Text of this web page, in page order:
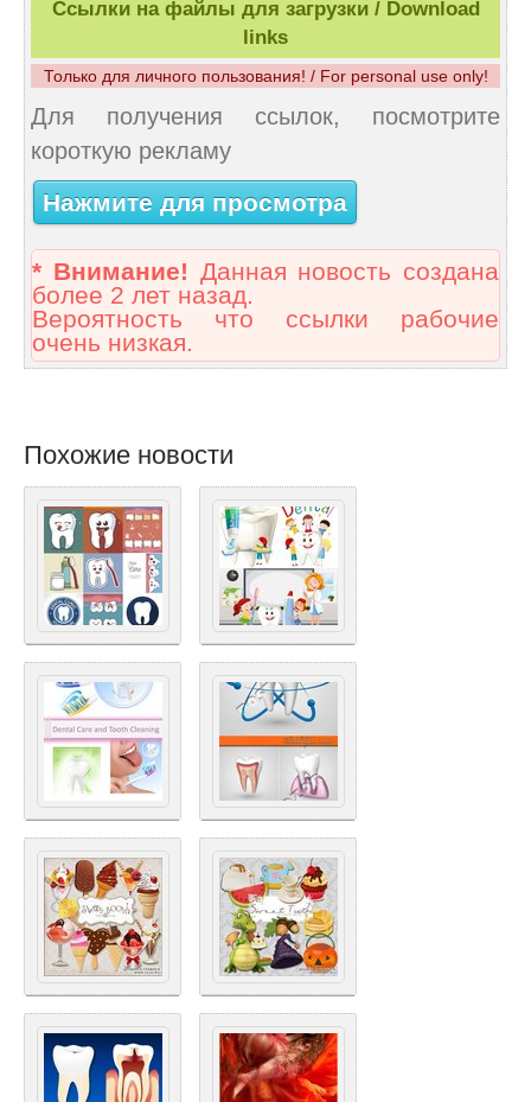
Ссылки на файлы для загрузки / Download
links
Только для личного пользования! / For personal use only!
Для получения ссылок, посмотрите
короткую рекламу
Нажмите для просмотра
* Внимание! Данная новость создана
более 2 лет назад.
Вероятность что ссылки рабочие
очень низкая.
Похожие новости